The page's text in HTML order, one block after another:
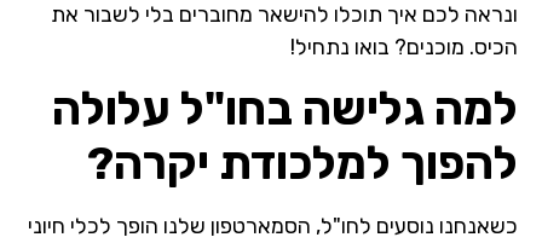
ונראה לכם איך תוכלו להישאר מחוברים בלי לשבור את
הכיס. מוכנים? בואו נתחיל!
למה גלישה בחו"ל עלולה
להפוך למלכודת יקרה?
כשאנחנו נוסעים לחו"ל, הסמארטפון שלנו הופך לכלי חיוני